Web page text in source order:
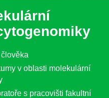
v oblasti molekulární
s pracovišti fakultní